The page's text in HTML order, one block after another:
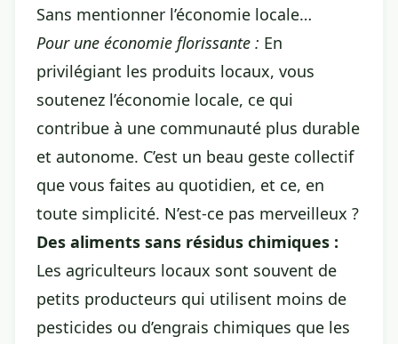
Sans mentionner l’économie locale…
Pour une économie florissante : En
privilégiant les produits locaux, vous
soutenez l’économie locale, ce qui
contribue à une communauté plus durable
et autonome. C’est un beau geste collectif
que vous faites au quotidien, et ce, en
toute simplicité. N’est-ce pas merveilleux ?
Des aliments sans résidus chimiques :
Les agriculteurs locaux sont souvent de
petits producteurs qui utilisent moins de
pesticides ou d’engrais chimiques que les